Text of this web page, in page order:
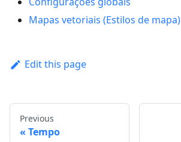
Mapas vetoriais (Estilos de mapa)
Edit this page
Previous
Tempo